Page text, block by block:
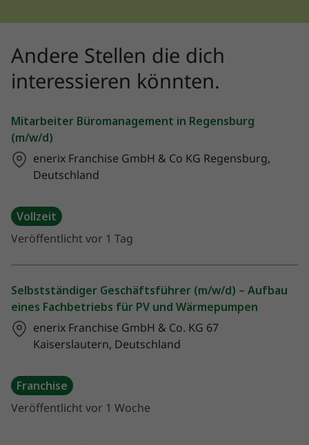
Andere Stellen die dich
interessieren könnten.
Mitarbeiter Büromanagement in Regensburg
(m/w/d)
enerix Franchise GmbH & Co KG Regensburg,
Deutschland
Vollzeit
Veröffentlicht vor 1 Tag
Selbstständiger Geschäftsführer (m/w/d) – Aufbau
eines Fachbetriebs für PV und Wärmepumpen
enerix Franchise GmbH & Co. KG 67
Kaiserslautern, Deutschland
Franchise
Veröffentlicht vor 1 Woche